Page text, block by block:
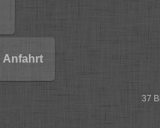
Anfahrt
37